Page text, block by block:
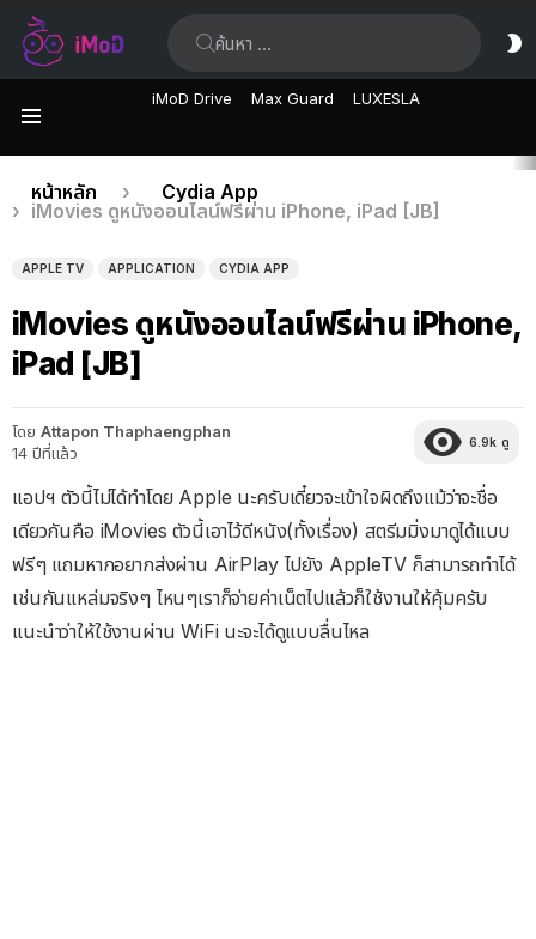
iMoD Drive Max Guard LUXESLA
เรื่อง
ล่าสุด
คุณอยู่ที่นี่:
หน้าหลัก
Cydia App
iMovies ดูหนังออนไลน์ฟรีผ่าน iPhone, iPad [JB]
APPLE TV APPLICATION CYDIA APP
iMovies ดูหนังออนไลน์ฟรีผ่าน iPhone,
iPad [JB]
โดย Attapon Thaphaengphan
14 ปีที่แล้ว
6.9k ดู
แอปฯ ตัวนี้ไม่ได้ทำโดย Apple นะครับเดี๋ยวจะเข้าใจผิดถึงแม้ว่าจะชื่อ
เดียวกันคือ iMovies ตัวนี้เอาไว้ดีหนัง(ทั้งเรื่อง) สตรีมมิ่งมาดูได้แบบ
ฟรีๆ แถมหากอยากส่งผ่าน AirPlay ไปยัง AppleTV ก็สามารถทำได้
เช่นกันแหล่มจริงๆ ไหนๆเราก็จ่ายค่าเน็ตไปแล้วก็ใช้งานให้คุ้มครับ
แนะนำว่าให้ใช้งานผ่าน WiFi นะจะได้ดูแบบลื่นไหล